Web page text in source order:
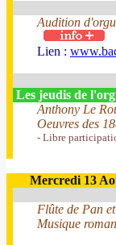
Audition
Lien :
Les jeudis de
Anthony Le
Oeuvres des
- Libre
Mercredi 13
Flûte de Pan
Musique